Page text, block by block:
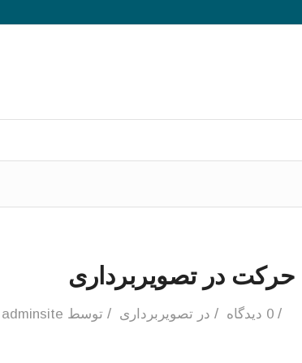
حرکت در تصویربرداری
/ 0 دیدگاه / در تصویربرداری / توسط adminsite